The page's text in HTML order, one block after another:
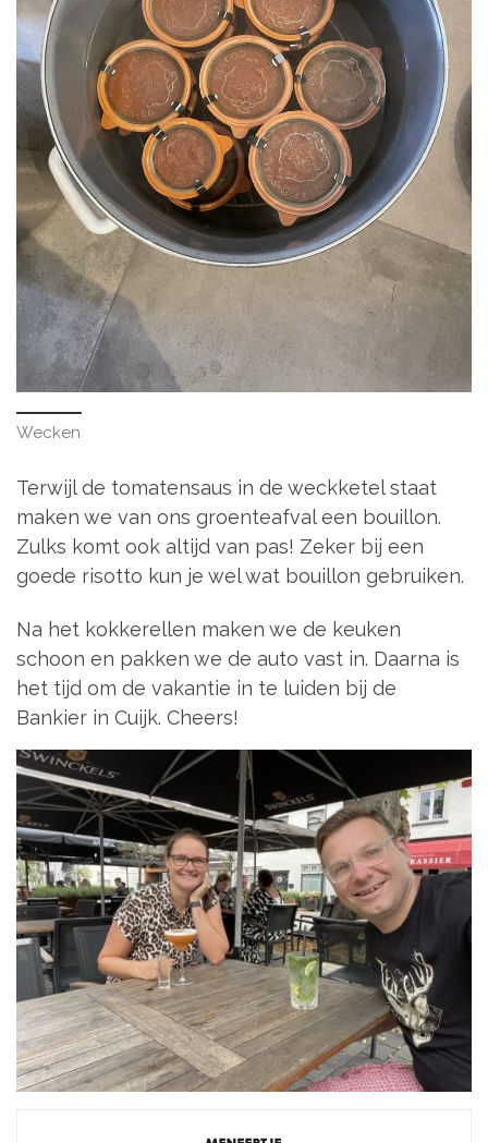
Wecken
Terwijl de tomatensaus in de weckketel staat
maken we van ons groenteafval een bouillon.
Zulks komt ook altijd van pas! Zeker bij een
goede risotto kun je wel wat bouillon gebruiken.
Na het kokkerellen maken we de keuken
schoon en pakken we de auto vast in. Daarna is
het tijd om de vakantie in te luiden bij de
Bankier in Cuijk. Cheers!